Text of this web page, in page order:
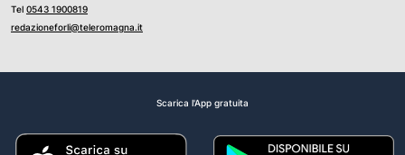
Tel 0543 1900819
redazioneforli@teleromagna.it
Scarica l'App gratuita